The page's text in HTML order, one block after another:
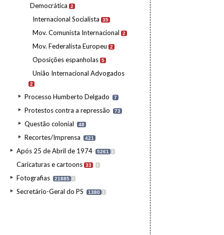
Democrática
2
Internacional Socialista 35
Mov. Comunista Internacional 2
Mov. Federalista Europeu 2
Oposições espanholas 5
União Internacional Advogados
2
Processo Humberto Delgado 7
Protestos contra a repressão 73
Questão colonial 48
Recortes/Imprensa 421
Após 25 de Abril de 1974 5261 I
Caricaturas e cartoons 33 I
Fotografias 21885 I
Secretário-Geral do PS 1380 I